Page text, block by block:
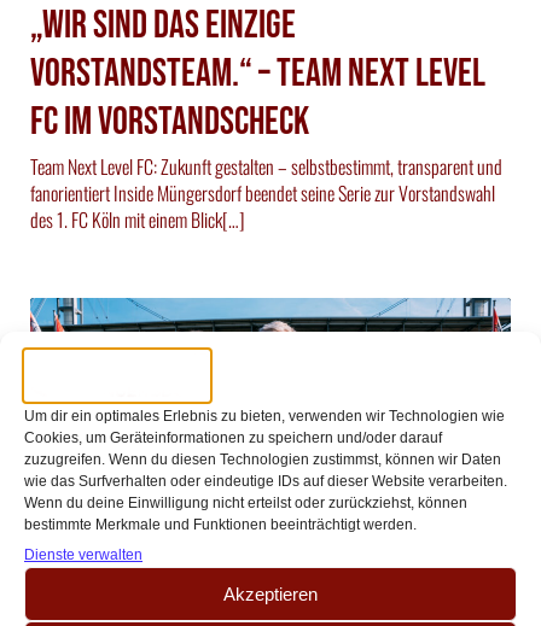
Um dir ein optimales Erlebnis zu bieten, verwenden wir Technologien wie
Cookies, um Geräteinformationen zu speichern und/oder darauf
zuzugreifen. Wenn du diesen Technologien zustimmst, können wir Daten
wie das Surfverhalten oder eindeutige IDs auf dieser Website verarbeiten.
Wenn du deine Einwilligung nicht erteilst oder zurückziehst, können
bestimmte Merkmale und Funktionen beeinträchtigt werden.
Dienste verwalten
Akzeptieren
„Wir sind das einzige
VorstandsTEAM.“ – Team Next Level
FC im Vorstandscheck
Team Next Level FC: Zukunft gestalten – selbstbestimmt, transparent und
fanorientiert Inside Müngersdorf beendet seine Serie zur Vorstandswahl
des 1. FC Köln mit einem Blick[…]
// 20 August 2025